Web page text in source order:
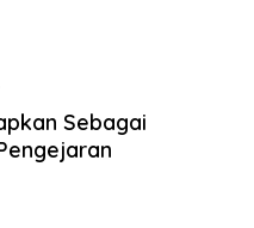
Sebagai